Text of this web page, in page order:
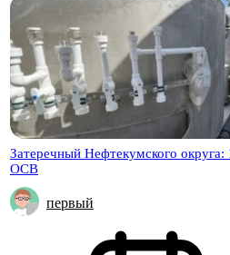
Затеречный Нефтекумского
ОСВ
первый